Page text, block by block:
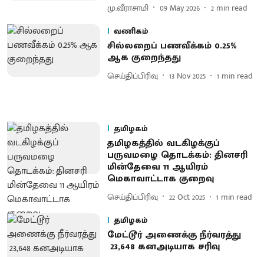
மு.வீராசாமி 09 May 2026 2 min read
வணிகம்
சில்லறைப் பணவீக்கம் 0.25%
ஆக குறைந்தது
செய்திப்பிரிவு 13 Nov 2025 1 min read
தமிழகம்
தமிழகத்தில் வடகிழக்குப்
பருவமழை தொடக்கம்: தினசரி
மின்தேவை 11 ஆயிரம்
மெகாவாட்டாக குறைவு
செய்திப்பிரிவு 22 Oct 2025 1 min read
தமிழகம்
மேட்டூர் அணைக்கு நீர்வரத்து
23,648 கனஅடியாக சரிவு